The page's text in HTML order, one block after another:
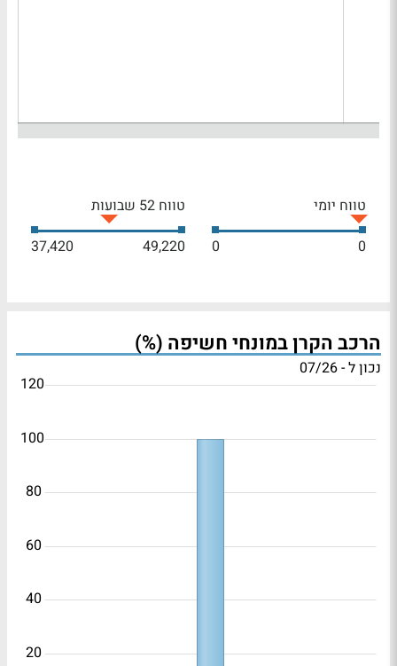
טווח יומי
0
0
טווח 52 שבועות
49,220
37,420
הרכב הקרן במונחי חשיפה (%)
נכון ל - 07/26
20
40
60
80
100
120